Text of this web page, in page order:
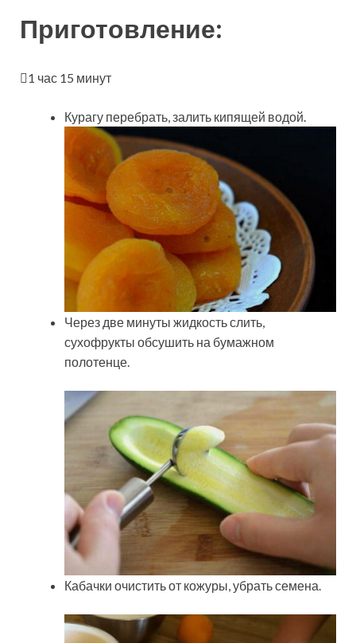
Приготовление:
1 час 15 минут
Курагу перебрать, залить кипящей водой.
Через две минуты жидкость слить,
сухофрукты обсушить на бумажном
полотенце.
Кабачки очистить от кожуры, убрать семена.